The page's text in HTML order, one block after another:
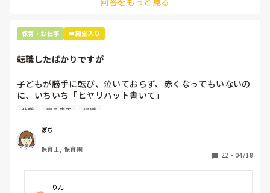
て貰い、主任に報告してます。
保育・お仕事 👑殿堂入り
転職したばかりですが
子どもが勝手に転び、泣いておらず、赤くなってもいないの
に、いちいち「ヒヤリハット書いて」
と書かされ
（そう言う本人は書かない）
しかも、上司に↑この内容でも
ちゃんと考えて対策を練って書き込むようにと。
呼ばれて一緒に対策を考えさせられること多数
休憩 園長先生 退職
ぽち
保育士, 保育園
22 ・ 04/18
りん